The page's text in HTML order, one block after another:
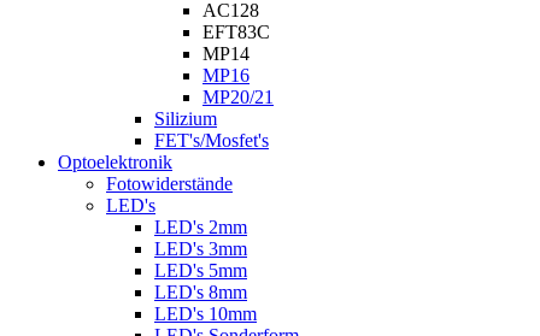
AC128
EFT83C
MP14
MP16
MP20/21
Silizium
FET's/Mosfet's
Optoelektronik
Fotowiderstände
LED's
LED's 2mm
LED's 3mm
LED's 5mm
LED's 8mm
LED's 10mm